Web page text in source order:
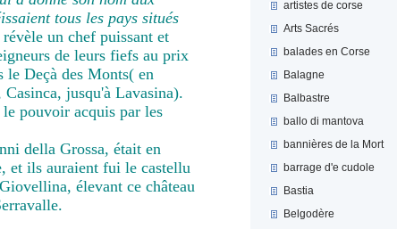
artistes de corse
Arts Sacrés
balades en Corse
Balagne
Balbastre
ballo di mantova
bannières de la Mort
barrage d'e cudole
Bastia
Belgodère
tous les pays situés
un chef puissant et
de leurs fiefs au prix
le Deçà des Monts( en
jusqu'à Lavasina).
pouvoir acquis par les
della Grossa, était en
et ils auraient fui le castellu
élevant ce château